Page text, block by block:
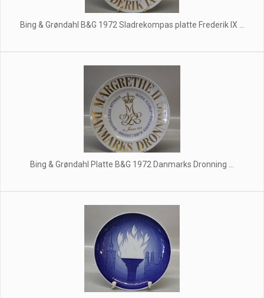
Bing & Grøndahl B&G 1972 Sladrekompas platte Frederik IX ...
Bing & Grøndahl Platte B&G 1972 Danmarks Dronning ...